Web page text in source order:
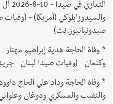
والسيدوزابلوكي (أمريكا) -
صيدونيانيوز.نت)
*
وكنعان - (وفيات صيدا لبنان -
*
والنقيب والعسكري ودوغان